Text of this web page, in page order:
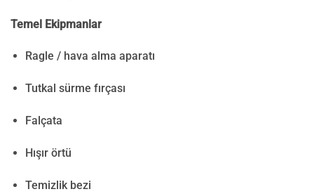
Temel Ekipmanlar
Ragle / hava alma aparatı
Tutkal sürme fırçası
Falçata
Hışır örtü
Temizlik bezi